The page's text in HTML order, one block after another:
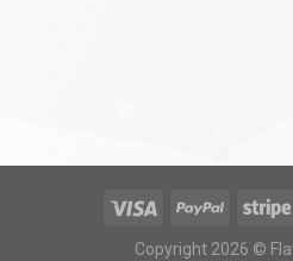
Copyright 2026 ©